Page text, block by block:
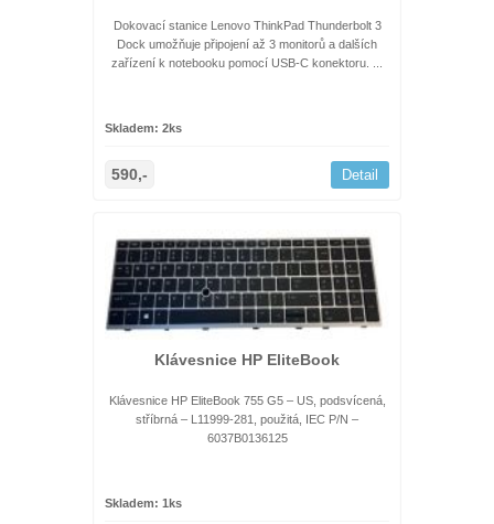
Dokovací stanice Lenovo ThinkPad Thunderbolt 3
Dock umožňuje připojení až 3 monitorů a dalších
zařízení k notebooku pomocí USB-C konektoru. ...
Skladem: 2ks
590,- Detail
Klávesnice HP EliteBook
Klávesnice HP EliteBook 755 G5 – US, podsvícená,
stříbrná – L11999-281, použitá, IEC P/N –
6037B0136125
Skladem: 1ks